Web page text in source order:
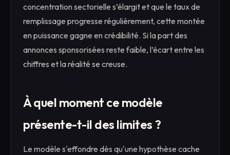
concentration sectorielle s’élargit et que le taux de
remplissage progresse régulièrement, cette montée
en puissance gagne en crédibilité. Si la part des
annonces sponsorisées reste faible, l’écart entre les
chiffres et la réalité se creuse.
À quel moment ce modèle
présente-t-il des limites ?
Le modèle s'effondre dès qu'une hypothèse cache